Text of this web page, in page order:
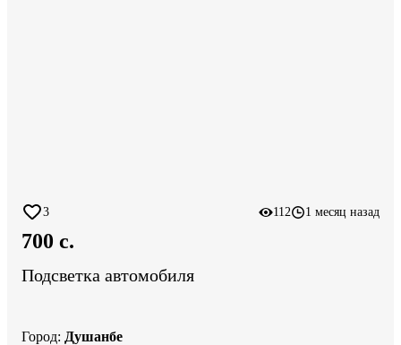
3 112 1 месяц назад
700 c.
Подсветка автомобиля
Город: Душанбе